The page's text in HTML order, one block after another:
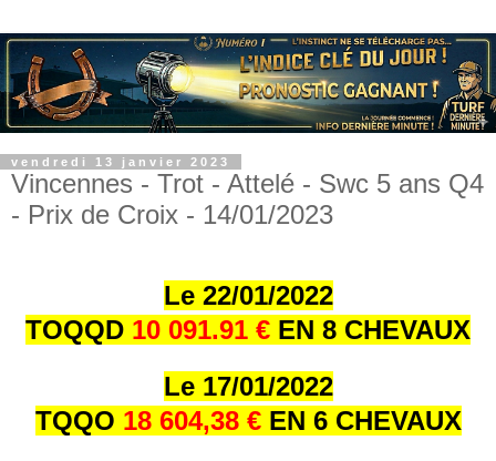
vendredi 13 janvier 2023
Vincennes - Trot - Attelé - Swc 5 ans Q4
- Prix de Croix - 14/01/2023
Le 22/01/2022
TOQQD 10 091.91 € EN 8 CHEVAUX
Le 17/01/2022
TQQO 18 604,38 € EN 6 CHEVAUX